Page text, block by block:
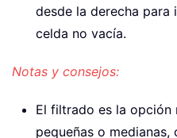
desde la derecha para
celda no vacía.
Notas y consejos:
El filtrado es la opción
pequeñas o